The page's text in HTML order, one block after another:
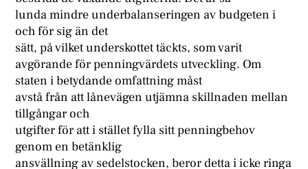
lunda mindre underbalanseringen av budgeten i
och för sig än det
sätt, på vilket underskottet täckts, som varit
avgörande för penningvärdets utveckling. Om
staten i betydande omfattning måst
avstå från att lånevägen utjämna skillnaden mellan
tillgångar och
utgifter för att i stället fylla sitt penningbehov
genom en betänklig
ansvällning av sedelstocken, beror detta i icke ringa